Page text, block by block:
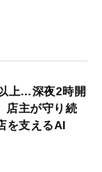
上…深夜2時開
店主が守り続
を支えるAI